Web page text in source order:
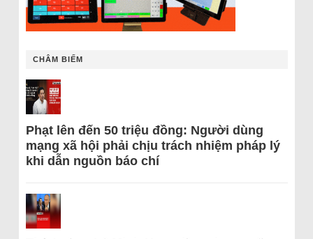
CHÂM BIẾM
Phạt lên đến 50 triệu đồng: Người dùng
mạng xã hội phải chịu trách nhiệm pháp lý
khi dẫn nguồn báo chí